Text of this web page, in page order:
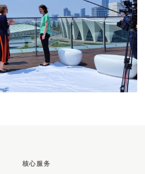
核心服务